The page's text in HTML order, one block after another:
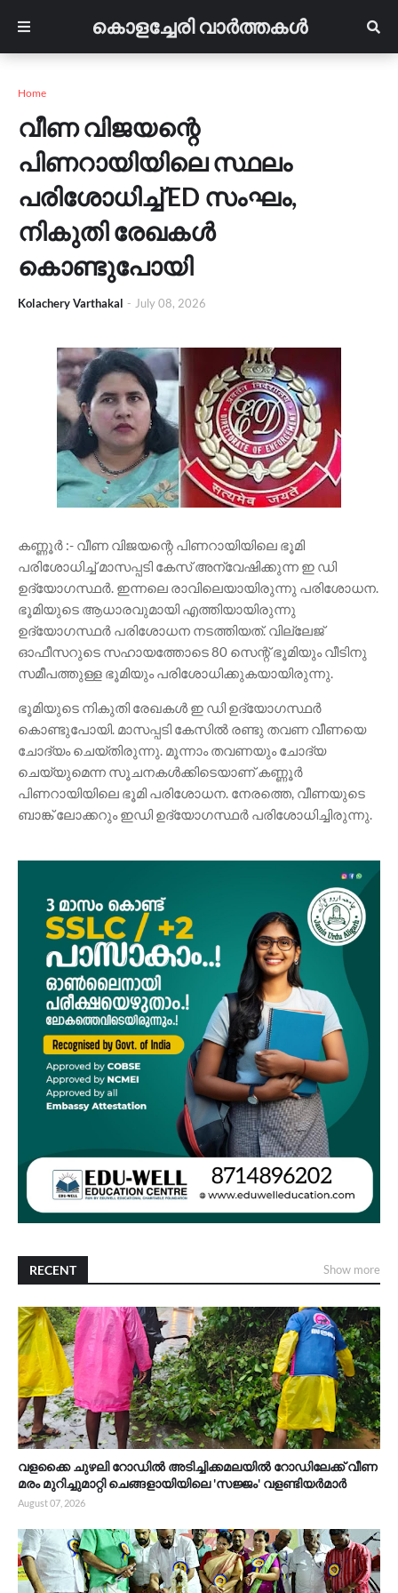
കൊളച്ചേരി വാർത്തകൾ
Home
വീണ വിജയന്റെ
പിണറായിയിലെ സ്ഥലം
പരിശോധിച്ച് ED സംഘം,
നികുതി രേഖകൾ
കൊണ്ടുപോയി
Kolachery Varthakal - July 08, 2026
കണ്ണൂർ :- വീണ വിജയന്റെ പിണറായിയിലെ ഭൂമി
പരിശോധിച്ച് മാസപ്പടി കേസ് അന്വേഷിക്കുന്ന ഇ ഡി
ഉദ്യോഗസ്ഥർ. ഇന്നലെ രാവിലെയായിരുന്നു പരിശോധന.
ഭൂമിയുടെ ആധാരവുമായി എത്തിയായിരുന്നു
ഉദ്യോഗസ്ഥർ പരിശോധന നടത്തിയത്. വില്ലേജ്
ഓഫീസറുടെ സഹായത്തോടെ 80 സെന്റ് ഭൂമിയും വീടിനു
സമീപത്തുള്ള ഭൂമിയും പരിശോധിക്കുകയായിരുന്നു.
ഭൂമിയുടെ നികുതി രേഖകൾ ഇ ഡി ഉദ്യോഗസ്ഥർ
കൊണ്ടുപോയി. മാസപ്പടി കേസിൽ രണ്ടു തവണ വീണയെ
ചോദ്യം ചെയ്തിരുന്നു. മൂന്നാം തവണയും ചോദ്യ
ചെയ്യുമെന്ന സൂചനകൾക്കിടെയാണ് കണ്ണൂർ
പിണറായിയിലെ ഭൂമി പരിശോധന. നേരത്തെ, വീണയുടെ
ബാങ്ക് ലോക്കറും ഇഡി ഉദ്യോഗസ്ഥർ പരിശോധിച്ചിരുന്നു.
RECENT Show more
വളക്കൈ ചുഴലി റോഡിൽ അടിച്ചിക്കമലയിൽ റോഡിലേക്ക് വീണ
മരം മുറിച്ചുമാറ്റി ചെങ്ങളായിയിലെ 'സജ്ജം' വളണ്ടിയർമാർ
August 07, 2026